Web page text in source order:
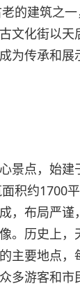
的建筑之
文化街以
为传承和展
景点，始
积约1700
，布局严
。历史上，
主要地点
多游客和市